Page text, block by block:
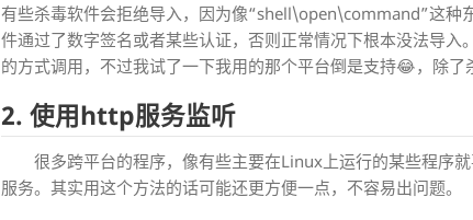
有些杀毒软件会拒绝导入，因为像“shell\open\command”这种
件通过了数字签名或者某些认证，否则正常情况下根本没法导入
的方式调用，不过我试了一下我用的那个平台倒是支持😂，除了
2. 使用http服务监听
很多跨平台的程序，像有些主要在Linux上运行的某些程序
服务。其实用这个方法的话可能还更方便一点，不容易出问题。